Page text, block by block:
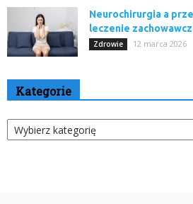
Neurochirurgia a
leczenie
Zdrowie 12 marca 2026
Kategorie
Kategorie